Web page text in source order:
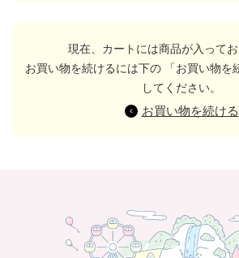
現在、カートには商品が入ってお
お買い物を続けるには下の 「お買い物を
してください。
お買い物を続ける